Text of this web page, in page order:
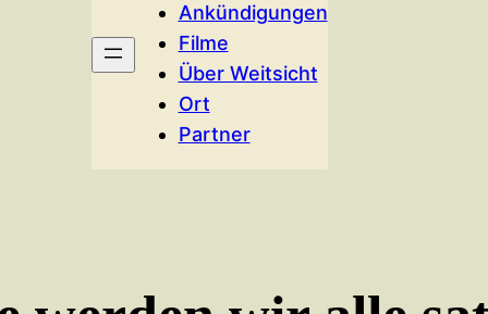
Ankündigungen
Filme
Über Weitsicht
Ort
Partner